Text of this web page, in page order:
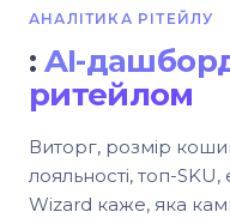
АНАЛІТИКА РІТЕЙЛУ
: AI-
ритейлом
Виторг, розмір
лояльності, топ-
Wizard каже, яка